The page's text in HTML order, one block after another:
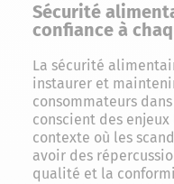
Sécurité
confiance à
La sécurité
instaurer et
consommateurs
conscient des
contexte où les
avoir des
qualité et la